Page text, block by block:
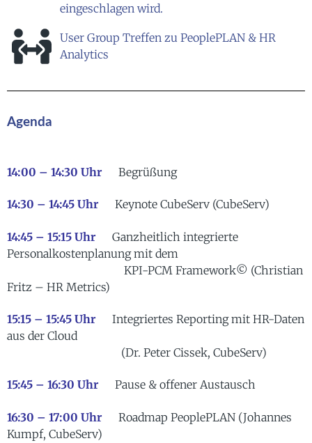
eingeschlagen wird.
User Group Treffen zu PeoplePLAN & HR
Analytics
Agenda
14:00 – 14:30 Uhr Begrüßung
14:30 – 14:45 Uhr Keynote CubeServ (CubeServ)
14:45 – 15:15 Uhr
Ganzheitlich integrierte
Personalkostenplanung mit dem
KPI-PCM Framework© (Christian
Fritz – HR Metrics)
15:15 – 15:45 Uhr Integriertes Reporting mit HR-Daten
aus der Cloud
(Dr. Peter Cissek, CubeServ)
15:45 – 16:30 Uhr Pause & offener Austausch
16:30 – 17:00 Uhr
Roadmap PeoplePLAN (Johannes
Kumpf, CubeServ)